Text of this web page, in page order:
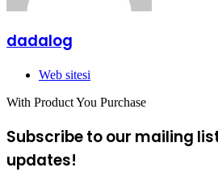
dadalog
Web sitesi
With Product You Purchase
Subscribe to our mailing
updates!